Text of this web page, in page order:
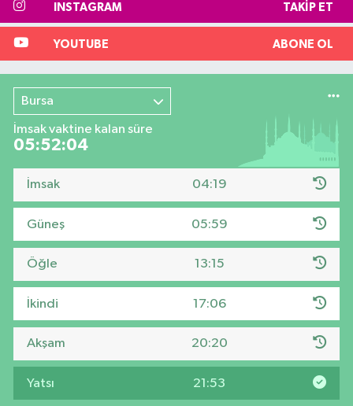
INSTAGRAM TAKIP ET
YOUTUBE ABONE OL
Bursa
İmsak vaktine kalan süre
05:52:03
İmsak 04:19
Güneş 05:59
Öğle 13:15
İkindi 17:06
Akşam 20:20
Yatsı 21:53